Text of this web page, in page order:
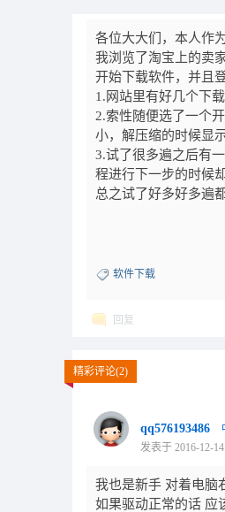
各位大大们，本人作
我浏览了淘宝上的卖
开始下载软件，并且
1.网站里有好几个下
2.索性随便选了一个
小，解压缩的时候显
3.试了很多遍之后有
程进行下一步的时候
总之试了好多好多
软件下载
回复
精彩评论(2)
qq576193486
发表于 2016-12-
我也是新手 对着电脑
如果驱动正常的话 应